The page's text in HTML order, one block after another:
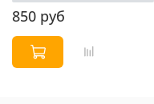
850 руб